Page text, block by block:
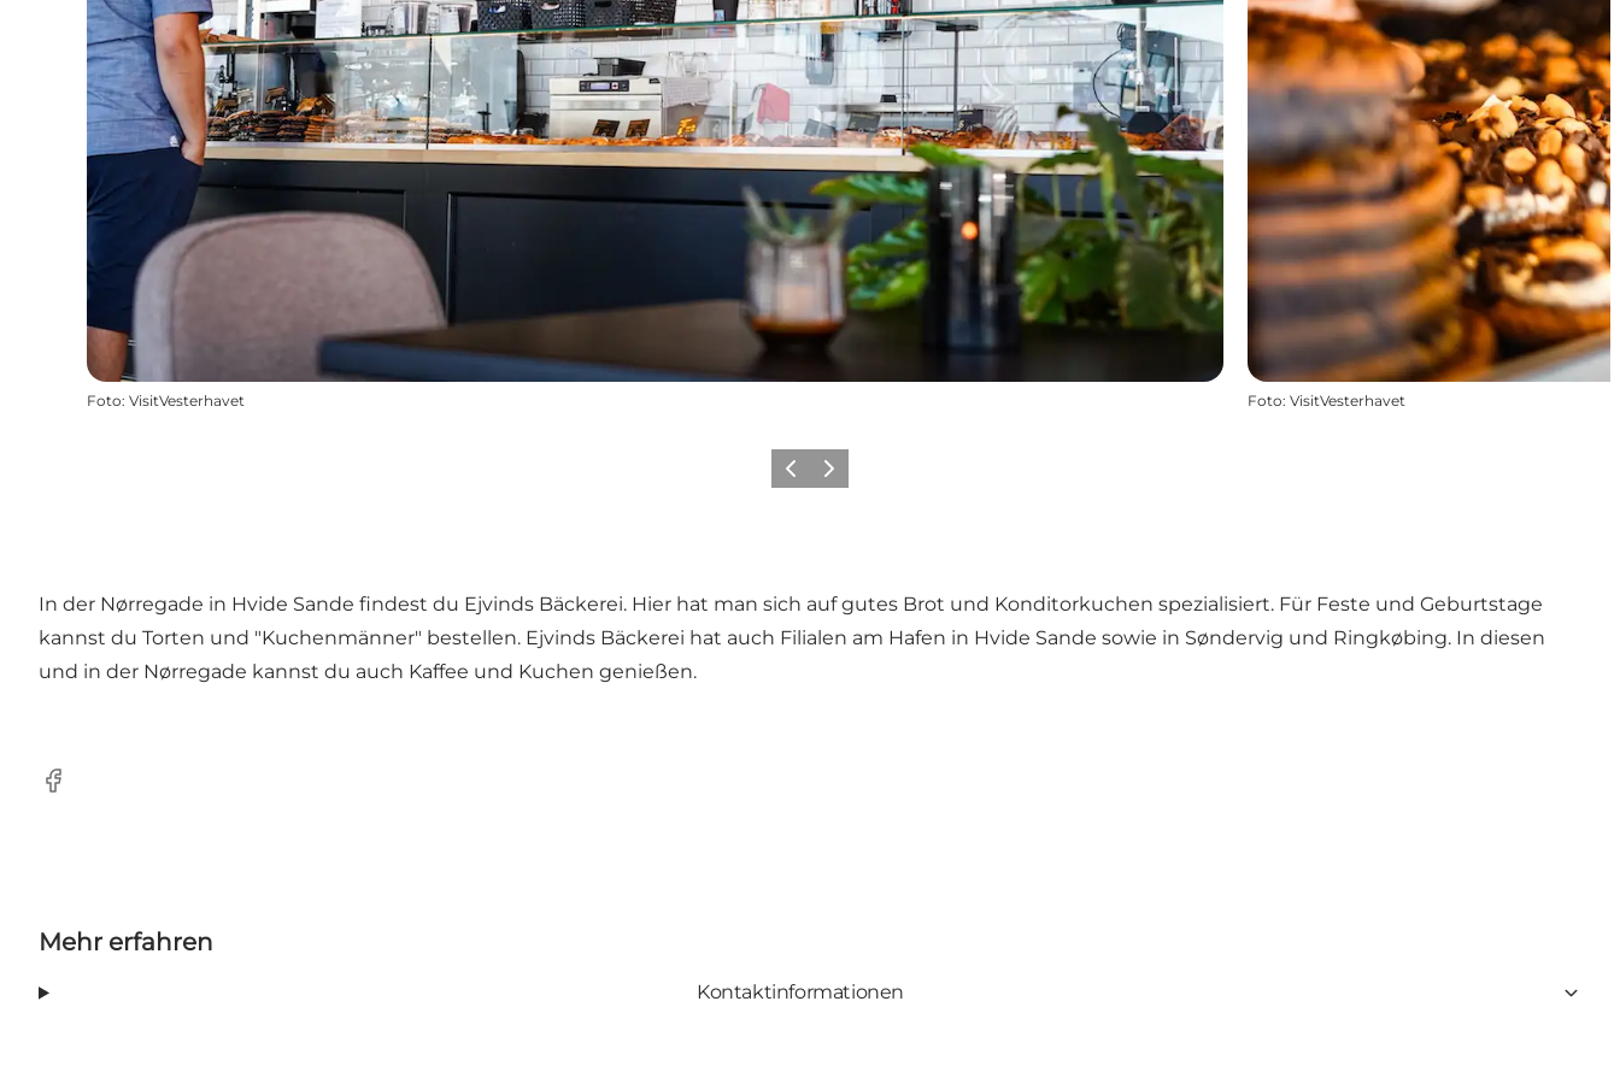
Foto: VisitVesterhavet Foto: VisitVesterhavet
ZurückWeiter
In der Nørregade in Hvide Sande findest du Ejvinds Bäckerei. Hier hat man sich auf gutes Brot und Konditorkuchen spezialisiert. Für Feste und Geburtstage
kannst du Torten und "Kuchenmänner" bestellen. Ejvinds Bäckerei hat auch Filialen am Hafen in Hvide Sande sowie in Søndervig und Ringkøbing. In diesen
und in der Nørregade kannst du auch Kaffee und Kuchen genießen.
Facebook
Mehr erfahren
Kontaktinformationen